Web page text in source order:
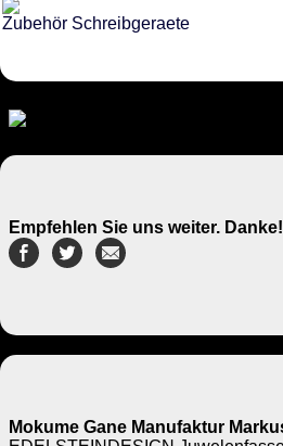
Zubehör Schreibgeraete
Empfehlen Sie uns weiter. Danke!
Mokume Gane Manufaktur